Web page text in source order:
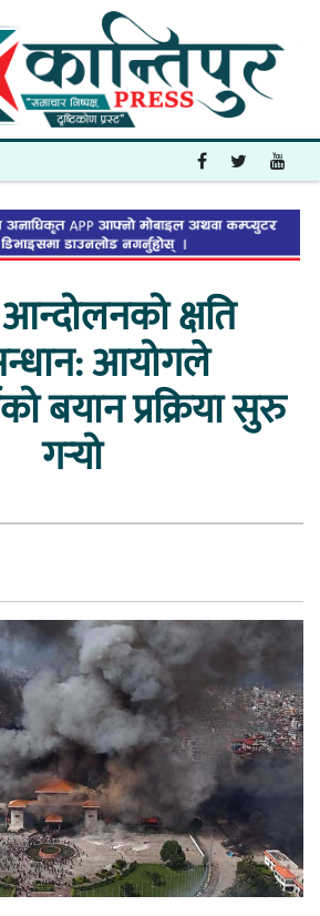
क्षति
आयोगले
बयान प्रक्रिया सुरु
गर्‍यो